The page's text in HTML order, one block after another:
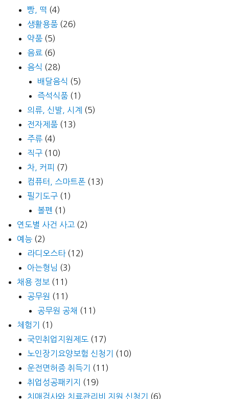
빵, 떡 (4)
생활용품 (26)
약품 (5)
음료 (6)
음식 (28)
배달음식 (5)
즉석식품 (1)
의류, 신발, 시계 (5)
전자제품 (13)
주류 (4)
직구 (10)
차, 커피 (7)
컴퓨터, 스마트폰 (13)
필기도구 (1)
볼펜 (1)
연도별 사건 사고 (2)
예능 (2)
라디오스타(12)
아는형님 (3)
채용 정보 (11)
공무원 (11)
공무원 공채 (11)
체험기
(1)
국민취업지원제도 (17)
노인장기요양보험 신청기
(10)
운전면허증 취득기
(11)
취업성공패키지
(19)
치매검사와 치료관리비 지원 신청기
(6)